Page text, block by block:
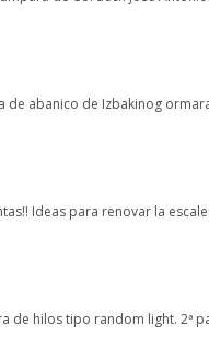
de abanico de Izbakinog
Ideas para renovar la
de hilos tipo random light. 2ª